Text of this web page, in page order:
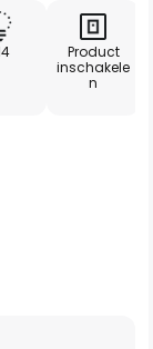
Product
inschakele
n